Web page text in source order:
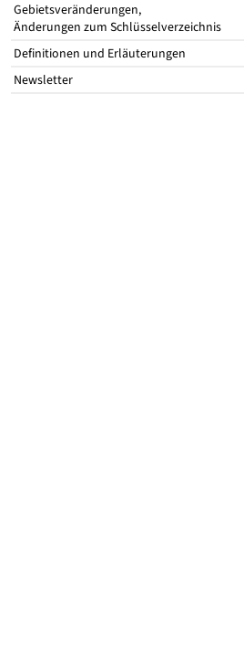
Gebietsveränderungen,
Änderungen zum Schlüsselverzeichnis
Definitionen und Erläuterungen
Newsletter